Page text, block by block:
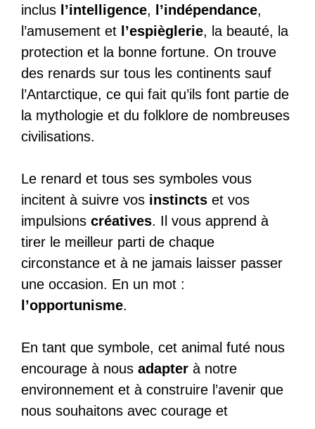
inclus l’intelligence, l’indépendance,
l’amusement et l’espièglerie, la beauté, la
protection et la bonne fortune. On trouve
des renards sur tous les continents sauf
l’Antarctique, ce qui fait qu’ils font partie de
la mythologie et du folklore de nombreuses
civilisations.
Le renard et tous ses symboles vous
incitent à suivre vos instincts et vos
impulsions créatives. Il vous apprend à
tirer le meilleur parti de chaque
circonstance et à ne jamais laisser passer
une occasion. En un mot :
l’opportunisme.
En tant que symbole, cet animal futé nous
encourage à nous adapter à notre
environnement et à construire l’avenir que
nous souhaitons avec courage et